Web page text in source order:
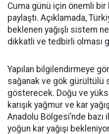
Cuma günü için önemli bir
paylaştı. Açıklamada,
beklenen yağışlı sistem
dikkatli ve tedbirli olması
Yapılan bilgilendirmeye
sağanak ve gök gürültülü
gösterecek. Doğu ve
karışık yağmur ve kar
Anadolu Bölgesi’nde
yoğun kar yağışı